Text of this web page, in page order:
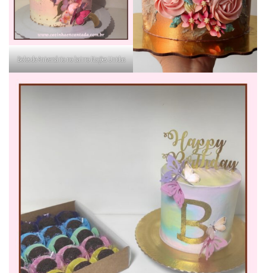
Bolos de Aniversário no bairro Nações Unidas